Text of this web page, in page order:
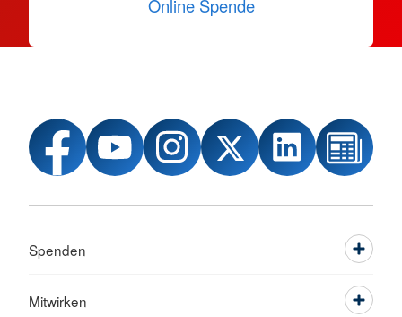
Online Spende
Spenden
Mitwirken